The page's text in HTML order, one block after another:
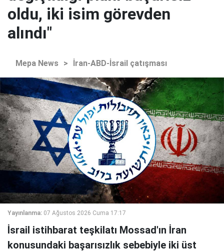
oldu, iki isim görevden
alındı"
Mepa News > İran-ABD-İsrail çatışması
Yayınlanma: 07 Ağustos 2026 Cuma 17:17
İsrail istihbarat teşkilatı Mossad'ın İran
konusundaki başarısızlık sebebiyle iki üst